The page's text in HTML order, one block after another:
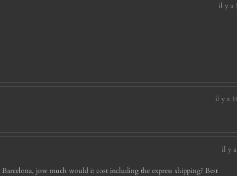
il y a
il y a
il y
jow much would it cost including the express shipping? Best